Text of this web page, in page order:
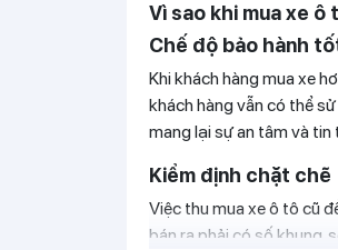
Vì sao khi mua xe ô
Chế độ bảo hành
Khi khách hàng mua xe
khách hàng vẫn có thể
mang lại sự an tâm và
Kiểm định chặt chẽ
Việc thu mua xe ô tô cũ
bán ra phải có số khung,